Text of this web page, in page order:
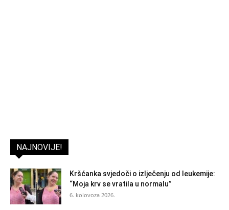
NAJNOVIJE!
Kršćanka svjedoči o izlječenju od leukemije:
“Moja krv se vratila u normalu”
6. kolovoza 2026.